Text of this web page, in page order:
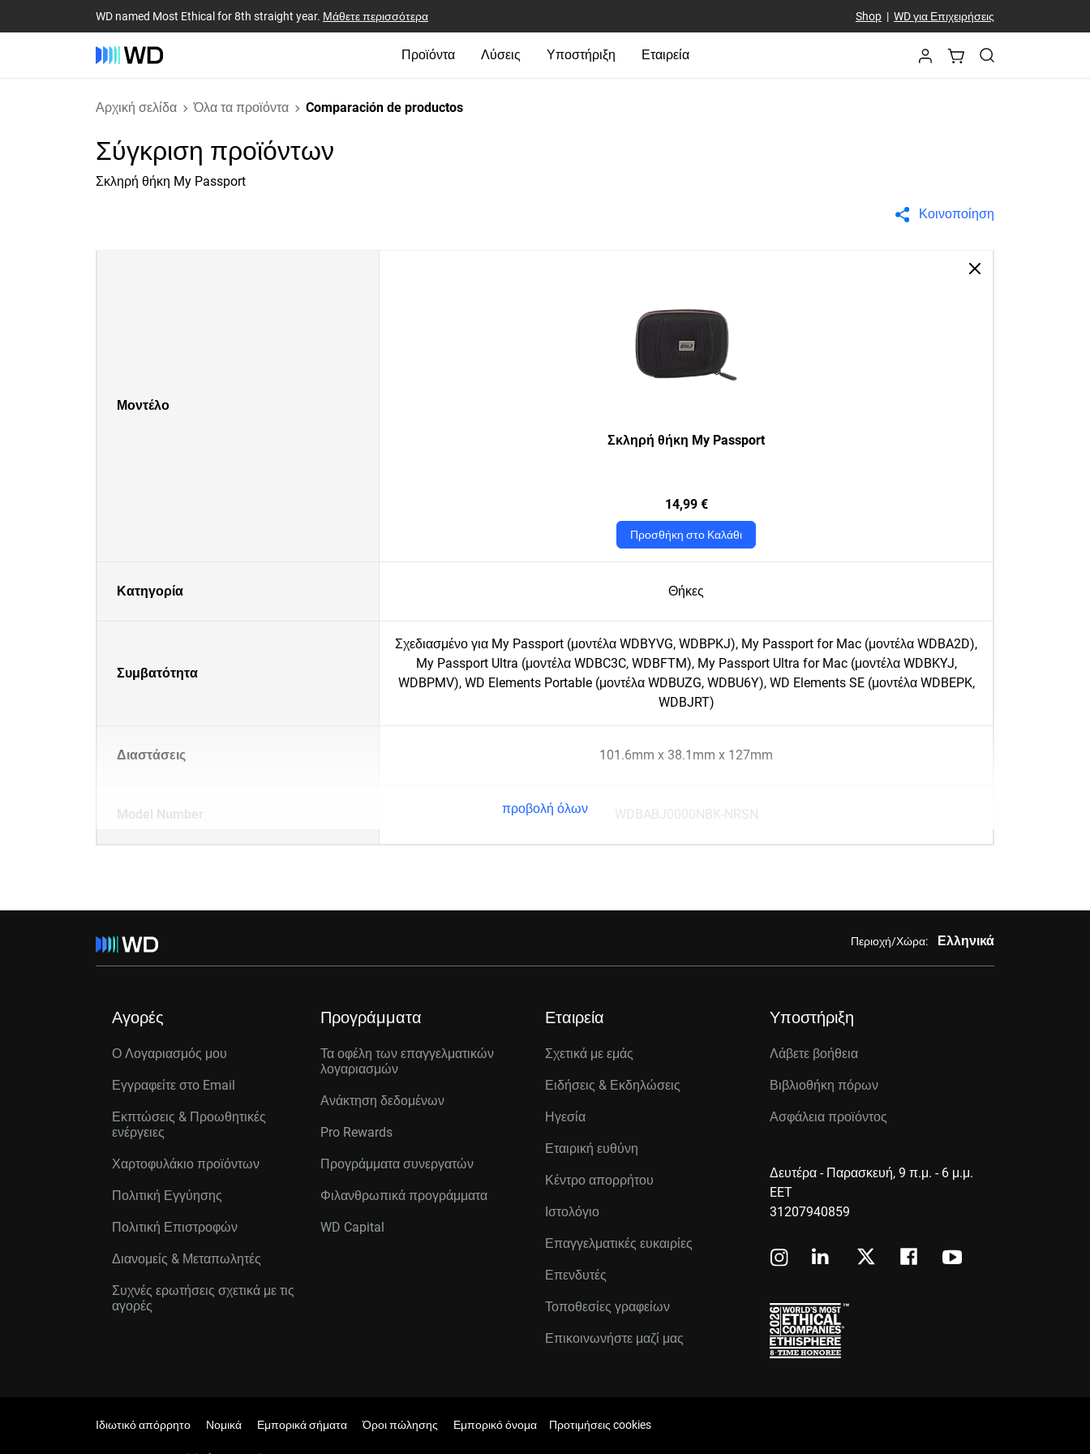
WD named Most Ethical for 8th straight year. Μάθετε περισσότερα Shop| WD για Επιχειρήσεις
Προϊόντα Λύσεις Υποστήριξη Εταιρεία
Αρχική σελίδα Όλα τα προϊόντα Comparación de productos
Σύγκριση προϊόντων
Σκληρή θήκη My Passport
Κοινοποίηση
Μοντέλο
Σκληρή θήκη My Passport
14,99 €
Προσθήκη στο Καλάθι
Κατηγορία Θήκες
Συμβατότητα
Σχεδιασμένο για My Passport (μοντέλα WDBYVG, WDBPKJ), My Passport for Mac (μοντέλα WDBA2D),
My Passport Ultra (μοντέλα WDBC3C, WDBFTM), My Passport Ultra for Mac (μοντέλα WDBKYJ,
WDBPMV), WD Elements Portable (μοντέλα WDBUZG, WDBU6Y), WD Elements SE (μοντέλα WDBEPK,
WDBJRT)
Διαστάσεις 101.6mm x 38.1mm x 127mm
Model Number WDBABJ0000NBK-NRSN
προβολή όλων
Περιοχή/Χώρα: Ελληνικά
Αγορές
Ο Λογαριασμός μου
Εγγραφείτε στo Email
Εκπτώσεις & Προωθητικές
ενέργειες
Χαρτοφυλάκιο προϊόντων
Πολιτική Εγγύησης
Πολιτική Επιστροφών
Διανομείς & Μεταπωλητές
Συχνές ερωτήσεις σχετικά με τις
αγορές
Προγράμματα
Τα οφέλη των επαγγελματικών
λογαριασμών
Ανάκτηση δεδομένων
Pro Rewards
Προγράμματα συνεργατών
Φιλανθρωπικά προγράμματα
WD Capital
Εταιρεία
Σχετικά με εμάς
Ειδήσεις & Εκδηλώσεις
Ηγεσία
Εταιρική ευθύνη
Κέντρο απορρήτου
Ιστολόγιο
Επαγγελματικές ευκαιρίες
Επενδυτές
Τοποθεσίες γραφείων
Επικοινωνήστε μαζί μας
Υποστήριξη
Λάβετε βοήθεια
Βιβλιοθήκη πόρων
Ασφάλεια προϊόντος
Δευτέρα - Παρασκευή, 9 π.μ. - 6 μ.μ.
EET
31207940859
Ιδιωτικό απόρρητο Νομικά Εμπορικά σήματα Όροι πώλησης Εμπορικό όνομα Προτιμήσεις cookies